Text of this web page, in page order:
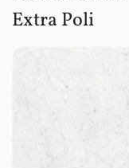
Extra Poli